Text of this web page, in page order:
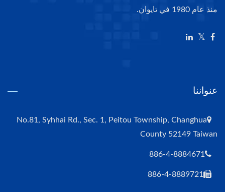
منذ عام 1980 في تايوان.
عنواننا
No.81, Syhhai Rd., Sec. 1, Peitou Township, Changhua
County 52149 Taiwan
886-4-8884671
886-4-8889721